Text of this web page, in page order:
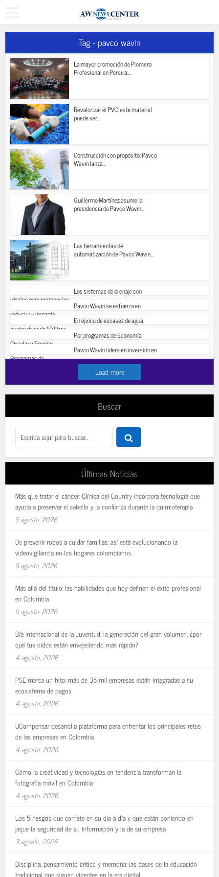
Tag - pavco wavin
La mayor promoción de Plomero
Profesional en Pereira:...
Revalorizar el PVC: este material
puede ser...
Construcción con propósito: Pavco
Wavin lanza...
Guillermo Martínez asume la
presidencia de Pavco Wavin...
Las herramientas de
automatización de Pavco Wavin...
Los sistemas de drenaje son
ideales para proteger los...
Pavco Wavin se esfuerza en
reducir su impacto...
En época de escasez de agua,
cuatro de cada 10 litros...
Por programas de Economía
Circular y Empleo...
Pavco Wavin lidera en inversión en
Programas de...
Load more
Buscar
Últimas Noticias
Más que tratar el cáncer: Clínica del Country incorpora tecnología que
ayuda a preservar el cabello y la confianza durante la quimioterapia
5 agosto, 2026
De prevenir robos a cuidar familias: así está evolucionando la
videovigilancia en los hogares colombianos
5 agosto, 2026
Más allá del título: las habilidades que hoy definen el éxito profesional
en Colombia
5 agosto, 2026
Día Internacional de la Juventud: la generación del gran volumen, ¿por
qué tus oídos están envejeciendo más rápido?
4 agosto, 2026
PSE marca un hito: más de 35 mil empresas están integradas a su
ecosistema de pagos
4 agosto, 2026
UCompensar desarrolla plataforma para enfrentar los principales retos
de las empresas en Colombia
4 agosto, 2026
Cómo la creatividad y tecnologías en tendencia transforman la
fotografía móvil en Colombia
4 agosto, 2026
Los 5 riesgos que comete en su día a día y que están poniendo en
jaque la seguridad de su información y la de su empresa
3 agosto, 2026
Disciplina, pensamiento crítico y memoria: las bases de la educación
tradicional que siguen vigentes en la era digital